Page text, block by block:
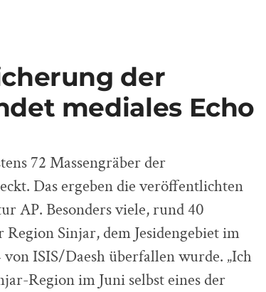
der
mediales Echo
72 Massengräber der
Das ergeben die veröffentlichten
AP. Besonders viele, rund 40
Sinjar, dem Jesidengebiet im
ISIS/Daesh überfallen wurde. „Ich
Region im Juni selbst eines der